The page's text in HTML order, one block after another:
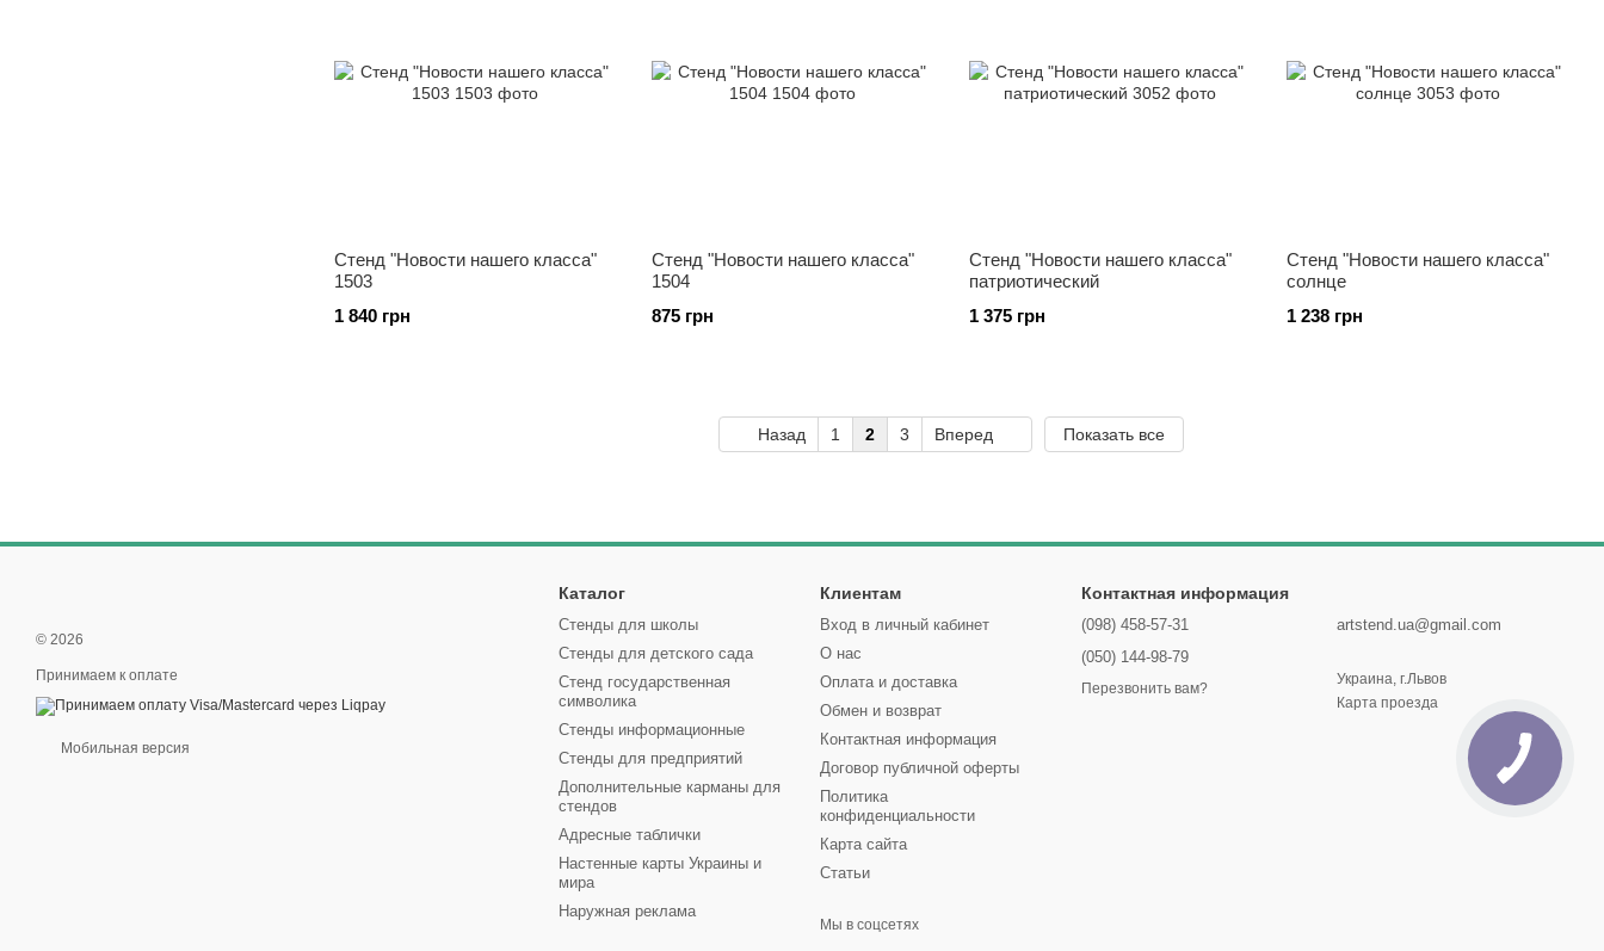
Стенд "Новости нашего класса"
1503
1 840 грн
Стенд "Новости нашего класса"
1504
875 грн
Стенд "Новости нашего класса"
патриотический
1 375 грн
Стенд "Новости нашего класса"
солнце
1 238 грн
Назад 1 2 3 Вперед Показать все
© 2026
Принимаем к оплате
Мобильная версия
Каталог
Стенды для школы
Стенды для детского сада
Стенд государственная
символика
Стенды информационные
Стенды для предприятий
Дополнительные карманы для
стендов
Адресные таблички
Настенные карты Украины и
мира
Наружная реклама
Клиентам
Вход в личный кабинет
О нас
Оплата и доставка
Обмен и возврат
Контактная информация
Договор публичной оферты
Политика
конфиденциальности
Карта сайта
Статьи
Мы в соцсетях
Контактная информация
(098) 458-57-31
(050) 144-98-79
Перезвонить вам?
artstend.ua@gmail.com
Украина, г.Львов
Карта проезда